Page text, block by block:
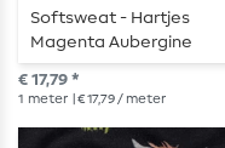
Softsweat - Hartjes
Magenta Aubergine
Geruwd
€ 17,79 *
1 meter | € 17,79 / meter